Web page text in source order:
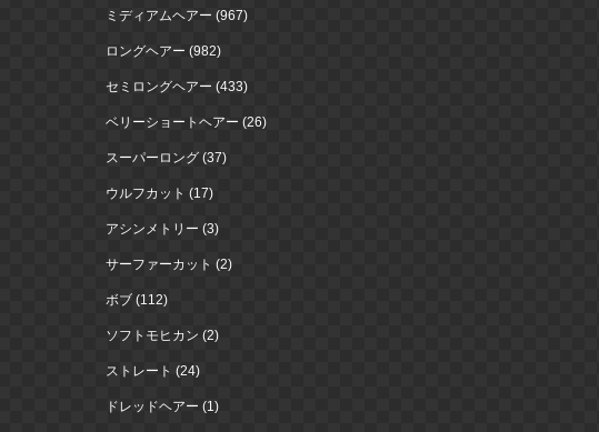
ミディアムヘアー (967)
ロングヘアー (982)
セミロングヘアー (433)
ベリーショートヘアー (26)
スーパーロング (37)
ウルフカット (17)
アシンメトリー (3)
サーファーカット (2)
ボブ (112)
ソフトモヒカン (2)
ストレート (24)
ドレッドヘアー (1)